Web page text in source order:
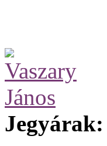
Jegyárak: